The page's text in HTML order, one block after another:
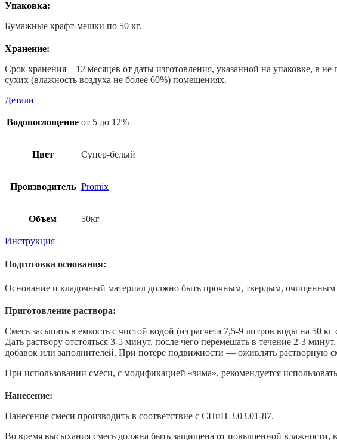
Упаковка:
Бумажные крафт-мешки по 50 кг.
Хранение:
Срок хранения – 12 месяцев от даты изготовления, указанной на упаковке, в
сухих (влажность воздуха не более 60%) помещениях.
Детали
Водопоглощение от 5 до 12%
Цвет Супер-белый
Производитель Promix
Объем 50кг
Инструкция
Подготовка основания:
Основание и кладочный материал должно быть прочным, твердым, очищенным
Приготовление раствора:
Смесь засыпать в емкость с чистой водой (из расчета 7,5-9 литров воды на
Дать раствору отстояться 3-5 минут, после чего перемешать в течение 2-3
добавок или заполнителей. При потере подвижности — оживлять растворную
При использовании смеси, с модификацией «зима», рекомендуется
Нанесение:
Нанесение смеси производить в соответствие с СНиП 3.03.01-87.
Во время высыхания смесь должна быть защищена от повышенной влажности,